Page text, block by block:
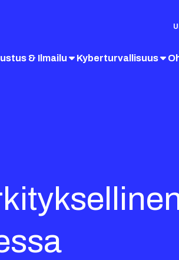
& Ilmailu Kyberturvallisuus